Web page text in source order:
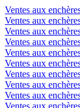
Ventes aux
Ventes aux
Ventes aux
Ventes aux
Ventes aux
Ventes aux
Ventes aux
Ventes aux
Ventes aux
Ventes aux